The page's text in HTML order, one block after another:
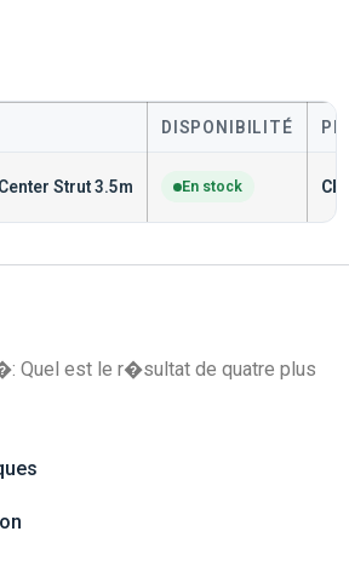
DISPONIBILITÉ
Strut 3.5m En stock
Quel est le r�sultat de quatre plus